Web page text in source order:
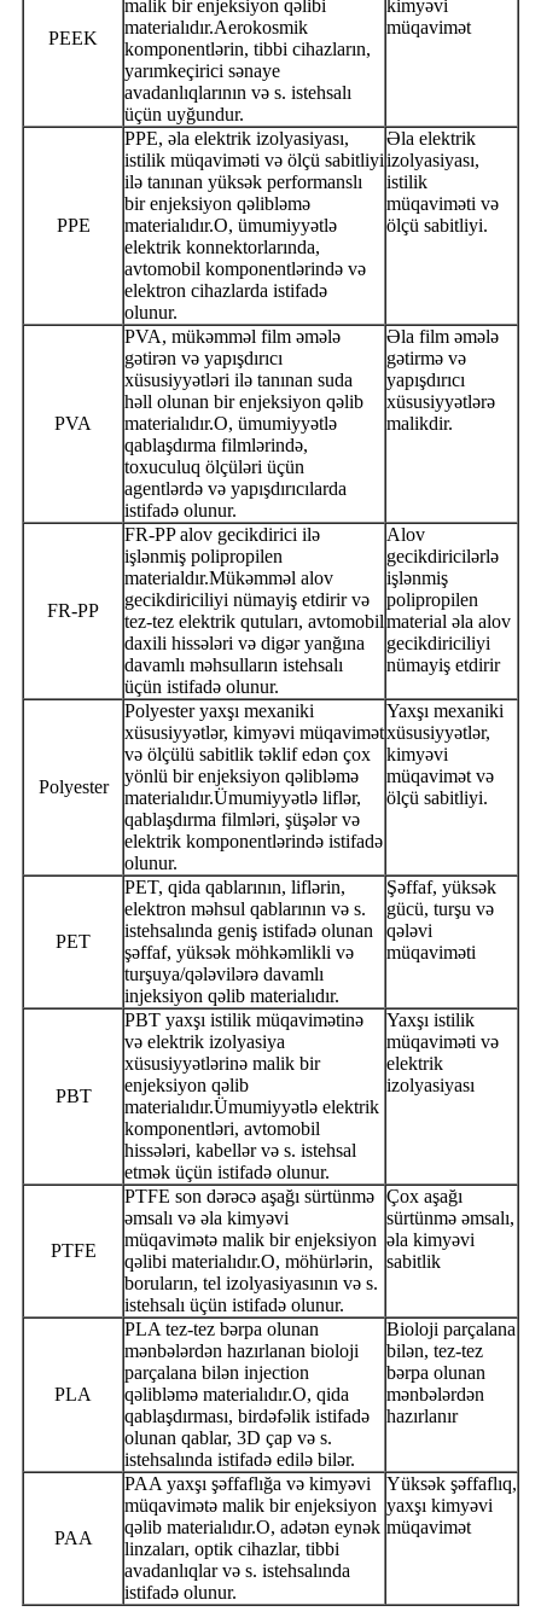
PEEK
malik bir enjeksiyon qəlibi
materialıdır.Aerokosmik
komponentlərin, tibbi cihazların,
yarımkeçirici sənaye
avadanlıqlarının və s. istehsalı
üçün uyğundur.
kimyəvi
müqavimət
PPE
PPE, əla elektrik izolyasiyası,
istilik müqaviməti və ölçü sabitliyi
ilə tanınan yüksək performanslı
bir enjeksiyon qəlibləmə
materialıdır.O, ümumiyyətlə
elektrik konnektorlarında,
avtomobil komponentlərində və
elektron cihazlarda istifadə
olunur.
Əla elektrik
izolyasiyası,
istilik
müqaviməti və
ölçü sabitliyi.
PVA
PVA, mükəmməl film əmələ
gətirən və yapışdırıcı
xüsusiyyətləri ilə tanınan suda
həll olunan bir enjeksiyon qəlib
materialıdır.O, ümumiyyətlə
qablaşdırma filmlərində,
toxuculuq ölçüləri üçün
agentlərdə və yapışdırıcılarda
istifadə olunur.
Əla film əmələ
gətirmə və
yapışdırıcı
xüsusiyyətlərə
malikdir.
FR-PP
FR-PP alov gecikdirici ilə
işlənmiş polipropilen
materialdır.Mükəmməl alov
gecikdiriciliyi nümayiş etdirir və
tez-tez elektrik qutuları, avtomobil
daxili hissələri və digər yanğına
davamlı məhsulların istehsalı
üçün istifadə olunur.
Alov
gecikdiricilərlə
işlənmiş
polipropilen
material əla alov
gecikdiriciliyi
nümayiş etdirir
Polyester
Polyester yaxşı mexaniki
xüsusiyyətlər, kimyəvi müqavimət
və ölçülü sabitlik təklif edən çox
yönlü bir enjeksiyon qəlibləmə
materialıdır.Ümumiyyətlə liflər,
qablaşdırma filmləri, şüşələr və
elektrik komponentlərində istifadə
olunur.
Yaxşı mexaniki
xüsusiyyətlər,
kimyəvi
müqavimət və
ölçü sabitliyi.
PET
PET, qida qablarının, liflərin,
elektron məhsul qablarının və s.
istehsalında geniş istifadə olunan
şəffaf, yüksək möhkəmlikli və
turşuya/qələvilərə davamlı
injeksiyon qəlib materialıdır.
Şəffaf, yüksək
gücü, turşu və
qələvi
müqaviməti
PBT
PBT yaxşı istilik müqavimətinə
və elektrik izolyasiya
xüsusiyyətlərinə malik bir
enjeksiyon qəlib
materialıdır.Ümumiyyətlə elektrik
komponentləri, avtomobil
hissələri, kabellər və s. istehsal
etmək üçün istifadə olunur.
Yaxşı istilik
müqaviməti və
elektrik
izolyasiyası
PTFE
PTFE son dərəcə aşağı sürtünmə
əmsalı və əla kimyəvi
müqavimətə malik bir enjeksiyon
qəlibi materialıdır.O, möhürlərin,
boruların, tel izolyasiyasının və s.
istehsalı üçün istifadə olunur.
Çox aşağı
sürtünmə əmsalı,
əla kimyəvi
sabitlik
PLA
PLA tez-tez bərpa olunan
mənbələrdən hazırlanan bioloji
parçalana bilən injection
qəlibləmə materialıdır.O, qida
qablaşdırması, birdəfəlik istifadə
olunan qablar, 3D çap və s.
istehsalında istifadə edilə bilər.
Bioloji parçalana
bilən, tez-tez
bərpa olunan
mənbələrdən
hazırlanır
PAA
PAA yaxşı şəffaflığa və kimyəvi
müqavimətə malik bir enjeksiyon
qəlib materialıdır.O, adətən eynək
linzaları, optik cihazlar, tibbi
avadanlıqlar və s. istehsalında
istifadə olunur.
Yüksək şəffaflıq,
yaxşı kimyəvi
müqavimət